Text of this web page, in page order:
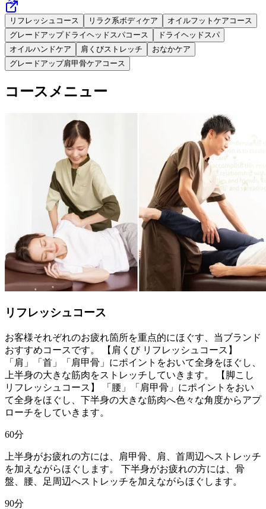
リフレッシュコース リラク系ボディケア
オイルフットケアコース
グレードアップドライヘッドスパコース
ドライヘッドスパ
オイルハンドケア
肩くびストレッチ
おなかケア
グレードアップ肩甲骨ケアコース
コースメニュー
リフレッシュコース
お客様それぞれのお疲れ箇所を重点的にほぐす、当ブランド
おすすめコースです。 【肩くび リフレッシュコース】
「肩」「首」「肩甲骨」にポイントをおいて全身をほぐし、
上半身の大きな筋肉をストレッチしていきます。 【脚こし
リフレッシュコース】 「腰」「肩甲骨」にポイントをおい
て全身をほぐし、下半身の大きな筋肉へ色々な角度からアプ
ローチをしていきます。
60分
上半身がお疲れの方には、肩甲骨、肩、首周辺へストレッチ
を加えながらほぐします。 下半身がお疲れの方には、骨
盤、腰、足周辺へストレッチを加えながらほぐします。
90分